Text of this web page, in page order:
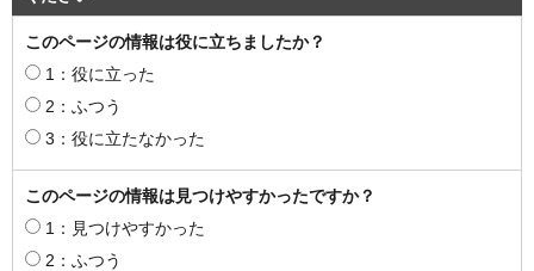
このページの情報は役に立ちましたか？
1：役に立った
2：ふつう
3：役に立たなかった
このページの情報は見つけやすかったですか？
1：見つけやすかった
2：ふつう